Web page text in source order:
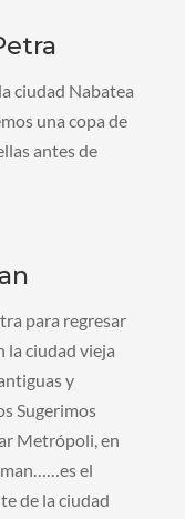
ciudad Nabatea
una copa de
antes de
para regresar
la ciudad vieja
y
Sugerimos
Metrópoli, en
el
de la ciudad